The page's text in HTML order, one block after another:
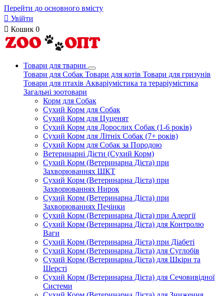
Перейти до основного вмісту
 Увійти
 Кошик 0
Товари для тварин
Товари для Собак Товари для котів Товари для гризунів
Товари для птахів Акваріумістика та тераріумістика
Загальні зоотовари
Корм для Собак
Сухий Корм для Собак
Сухий Корм для Цуценят
Сухий Корм для Дорослих Собак (1-6 років)
Сухий Корм для Літніх Собак (7+ років)
Сухий Корм для Собак за Породою
Ветеринарні Дієти (Сухий Корм)
Сухий Корм (Ветеринарна Дієта) при
Захворюваннях ШКТ
Сухий Корм (Ветеринарна Дієта) при
Захворюваннях Нирок
Сухий Корм (Ветеринарна Дієта) при
Захворюваннях Печінки
Сухий Корм (Ветеринарна Дієта) при Алергії
Сухий Корм (Ветеринарна Дієта) для Контролю
Ваги
Сухий Корм (Ветеринарна Дієта) при Діабеті
Сухий Корм (Ветеринарна Дієта) для Суглобів
Сухий Корм (Ветеринарна Дієта) для Шкіри та
Шерсті
Сухий Корм (Ветеринарна Дієта) для Сечовивідної
Системи